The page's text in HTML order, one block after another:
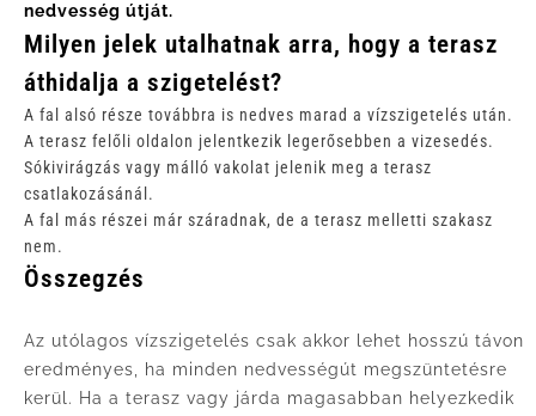
nedvesség útját.
Milyen jelek utalhatnak arra, hogy a terasz
áthidalja a szigetelést?
A fal alsó része továbbra is nedves marad a vízszigetelés után.
A terasz felőli oldalon jelentkezik legerősebben a vizesedés.
Sókivirágzás vagy málló vakolat jelenik meg a terasz
csatlakozásánál.
A fal más részei már száradnak, de a terasz melletti szakasz
nem.
Összegzés
Az utólagos vízszigetelés csak akkor lehet hosszú távon
eredményes, ha minden nedvességút megszüntetésre
kerül. Ha a terasz vagy járda magasabban helyezkedik